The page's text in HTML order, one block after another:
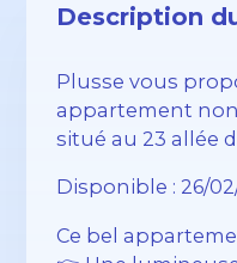
Description
Plusse vous
appartement
situé au 23 allée
Disponible : 26/
Ce bel